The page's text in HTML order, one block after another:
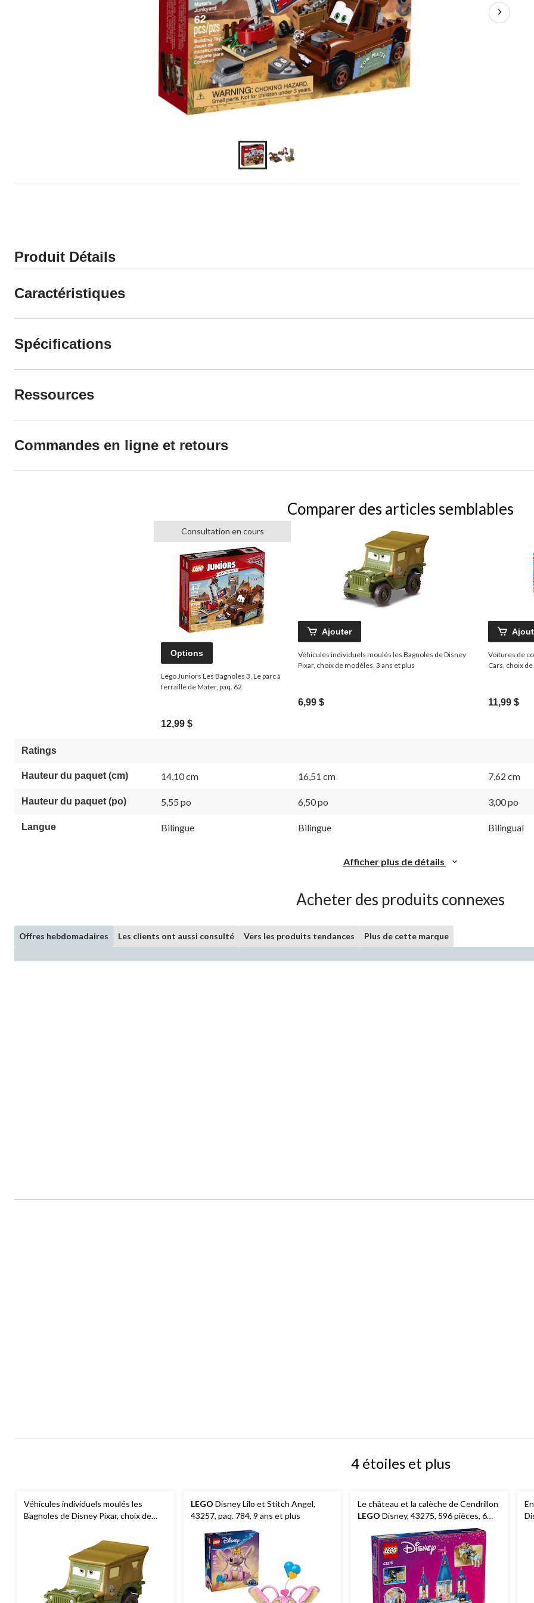
Produit Détails
Caractéristiques
Spécifications
Ressources
Commandes en ligne et retours
Comparer des articles semblables
Consultation en cours
Options
Lego Juniors Les Bagnoles 3, Le parc à
ferraille de Mater, paq. 62
12,99 $
Ajouter
Véhicules individuels moulés les Bagnoles de Disney
Pixar, choix de modèles, 3 ans et plus
6,99 $
Voitures de
Cars, choix
11,99 $
Ratings
Hauteur du paquet (cm) 14,10 cm 16,51 cm 7,62 cm
Hauteur du paquet (po) 5,55 po 6,50 po 3,00 po
Langue Bilingue Bilingue Bilingual
Afficher plus de détails
Acheter des produits connexes
Offres hebdomadaires Les clients ont aussi consulté Vers les produits tendances Plus de cette marque
4 étoiles et plus
Véhicules individuels moulés les
Bagnoles de Disney Pixar, choix de
LEGO Disney Lilo et Stitch Angel,
43257, paq. 784, 9 ans et plus
Le château et la calèche de Cendrillon
LEGO Disney, 43275, 596 pièces, 6